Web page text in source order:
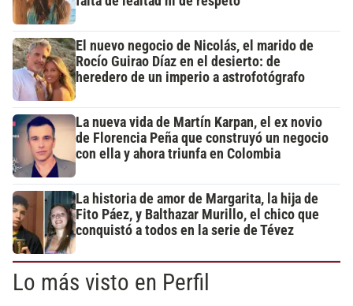
El nuevo negocio de Nicolás, el marido de
Rocío Guirao Díaz en el desierto: de
heredero de un imperio a astrofotógrafo
La nueva vida de Martín Karpan, el ex novio
de Florencia Peña que construyó un negocio
con ella y ahora triunfa en Colombia
La historia de amor de Margarita, la hija de
Fito Páez, y Balthazar Murillo, el chico que
conquistó a todos en la serie de Tévez
Lo más visto en Perfil